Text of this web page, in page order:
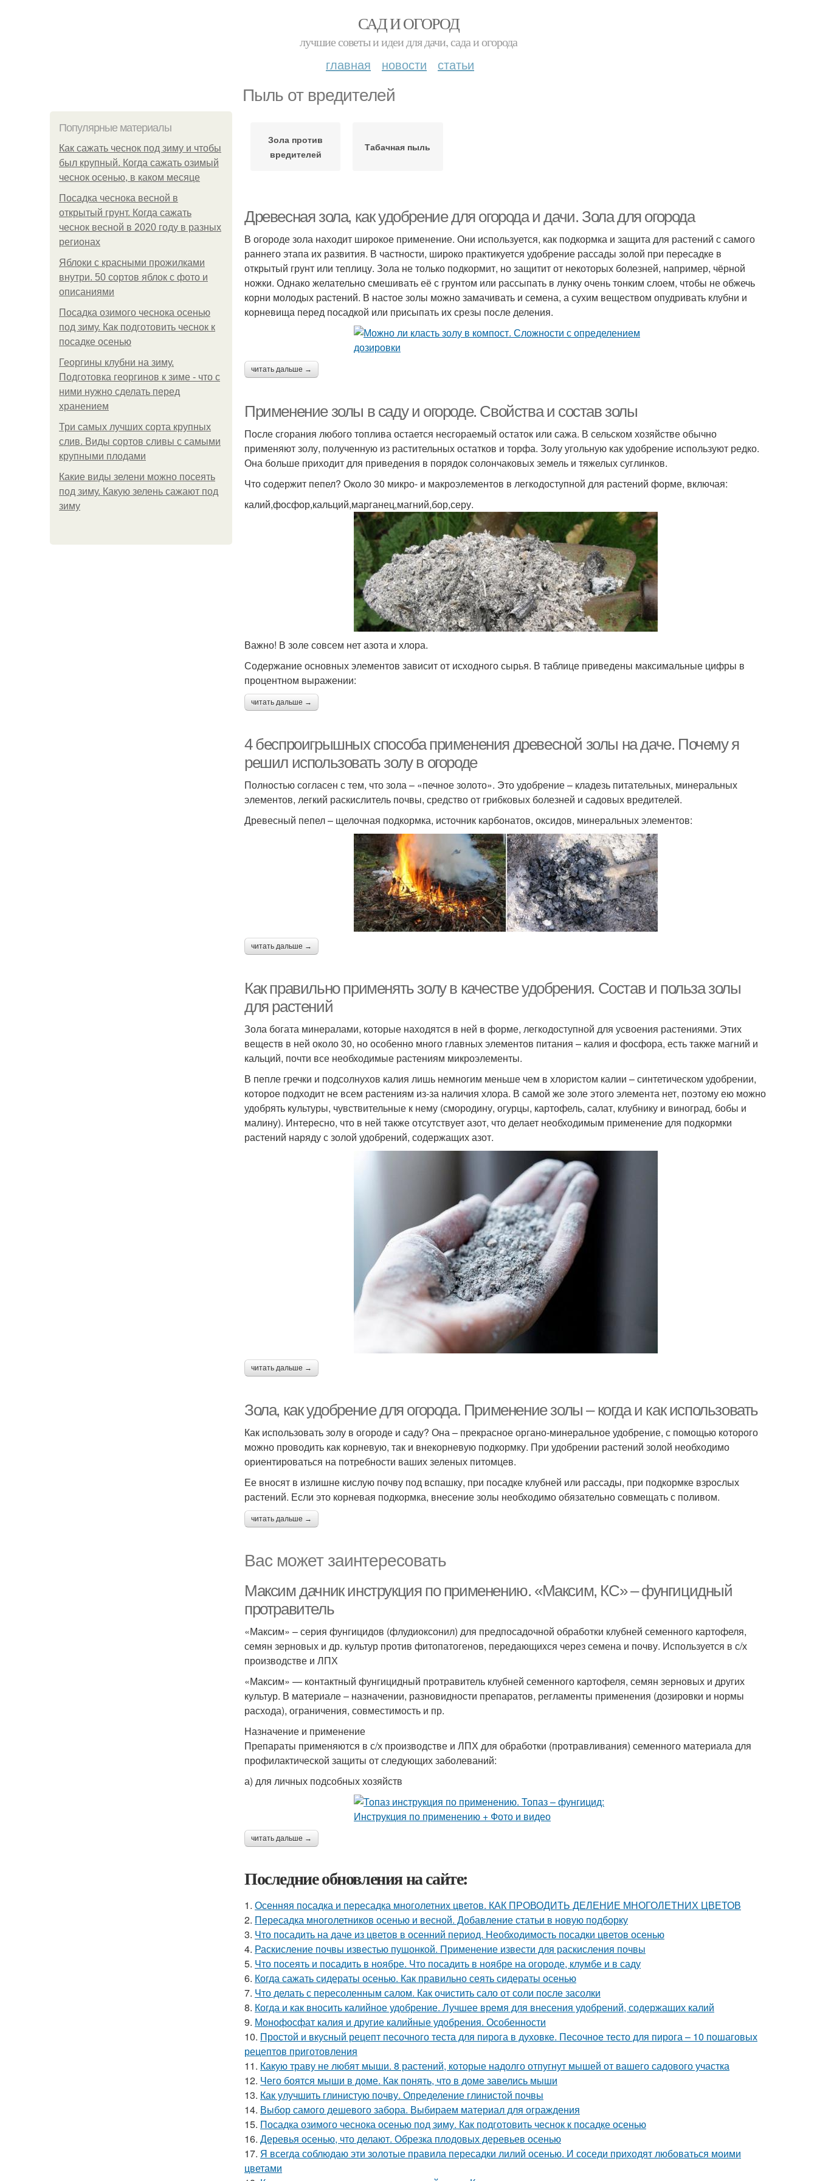
САД И ОГОРОД
лучшие советы и идеи для дачи, сада и огорода
главная новости статьи
Пыль от вредителей
Популярные материалы
Как сажать чеснок под зиму и чтобы
был крупный. Когда сажать озимый
чеснок осенью, в каком месяце
Посадка чеснока весной в
открытый грунт. Когда сажать
чеснок весной в 2020 году в разных
регионах
Яблоки с красными прожилками
внутри. 50 сортов яблок с фото и
описаниями
Посадка озимого чеснока осенью
под зиму. Как подготовить чеснок к
посадке осенью
Георгины клубни на зиму.
Подготовка георгинов к зиме - что с
ними нужно сделать перед
хранением
Три самых лучших сорта крупных
слив. Виды сортов сливы с самыми
крупными плодами
Какие виды зелени можно посеять
под зиму. Какую зелень сажают под
зиму
Зола против
вредителей
Табачная пыль
Древесная зола, как удобрение для огорода и дачи. Зола для огорода
В огороде зола находит широкое применение. Они используется, как подкормка и защита для растений с самого
раннего этапа их развития. В частности, широко практикуется удобрение рассады золой при пересадке в
открытый грунт или теплицу. Зола не только подкормит, но защитит от некоторых болезней, например, чёрной
ножки. Однако желательно смешивать её с грунтом или рассыпать в лунку очень тонким слоем, чтобы не обжечь
корни молодых растений. В настое золы можно замачивать и семена, а сухим веществом опудривать клубни и
корневища перед посадкой или присыпать их срезы после деления.
читать дальше →
Применение золы в саду и огороде. Свойства и состав золы
После сгорания любого топлива остается несгораемый остаток или сажа. В сельском хозяйстве обычно
применяют золу, полученную из растительных остатков и торфа. Золу угольную как удобрение используют редко.
Она больше приходит для приведения в порядок солончаковых земель и тяжелых суглинков.
Что содержит пепел? Около 30 микро- и макроэлементов в легкодоступной для растений форме, включая:
калий,фосфор,кальций,марганец,магний,бор,серу.
Важно! В золе совсем нет азота и хлора.
Содержание основных элементов зависит от исходного сырья. В таблице приведены максимальные цифры в
процентном выражении:
читать дальше →
4 беспроигрышных способа применения древесной золы на даче. Почему я
решил использовать золу в огороде
Полностью согласен с тем, что зола – «печное золото». Это удобрение – кладезь питательных, минеральных
элементов, легкий раскислитель почвы, средство от грибковых болезней и садовых вредителей.
Древесный пепел – щелочная подкормка, источник карбонатов, оксидов, минеральных элементов:
читать дальше →
Как правильно применять золу в качестве удобрения. Состав и польза золы
для растений
Зола богата минералами, которые находятся в ней в форме, легкодоступной для усвоения растениями. Этих
веществ в ней около 30, но особенно много главных элементов питания – калия и фосфора, есть также магний и
кальций, почти все необходимые растениям микроэлементы.
В пепле гречки и подсолнухов калия лишь немногим меньше чем в хлористом калии – синтетическом удобрении,
которое подходит не всем растениям из-за наличия хлора. В самой же золе этого элемента нет, поэтому ею можно
удобрять культуры, чувствительные к нему (смородину, огурцы, картофель, салат, клубнику и виноград, бобы и
малину). Интересно, что в ней также отсутствует азот, что делает необходимым применение для подкормки
растений наряду с золой удобрений, содержащих азот.
читать дальше →
Зола, как удобрение для огорода. Применение золы – когда и как использовать
Как использовать золу в огороде и саду? Она – прекрасное органо-минеральное удобрение, с помощью которого
можно проводить как корневую, так и внекорневую подкормку. При удобрении растений золой необходимо
ориентироваться на потребности ваших зеленых питомцев.
Ее вносят в излишне кислую почву под вспашку, при посадке клубней или рассады, при подкормке взрослых
растений. Если это корневая подкормка, внесение золы необходимо обязательно совмещать с поливом.
читать дальше →
Вас может заинтересовать
Максим дачник инструкция по применению. «Максим, КС» – фунгицидный
протравитель
«Максим» – серия фунгицидов (флудиоксонил) для предпосадочной обработки клубней семенного картофеля,
семян зерновых и др. культур против фитопатогенов, передающихся через семена и почву. Используется в с/х
производстве и ЛПХ
«Максим» — контактный фунгицидный протравитель клубней семенного картофеля, семян зерновых и других
культур. В материале – назначении, разновидности препаратов, регламенты применения (дозировки и нормы
расхода), ограничения, совместимость и пр.
Назначение и применение
Препараты применяются в с/х производстве и ЛПХ для обработки (протравливания) семенного материала для
профилактической защиты от следующих заболеваний:
а) для личных подсобных хозяйств
читать дальше →
Последние обновления на сайте:
1. Осенняя посадка и пересадка многолетних цветов. КАК ПРОВОДИТЬ ДЕЛЕНИЕ МНОГОЛЕТНИХ ЦВЕТОВ
2. Пересадка многолетников осенью и весной. Добавление статьи в новую подборку
3. Что посадить на даче из цветов в осенний период. Необходимость посадки цветов осенью
4. Раскисление почвы известью пушонкой. Применение извести для раскисления почвы
5. Что посеять и посадить в ноябре. Что посадить в ноябре на огороде, клумбе и в саду
6. Когда сажать сидераты осенью. Как правильно сеять сидераты осенью
7. Что делать с пересоленным салом. Как очистить сало от соли после засолки
8. Когда и как вносить калийное удобрение. Лучшее время для внесения удобрений, содержащих калий
9. Монофосфат калия и другие калийные удобрения. Особенности
10. Простой и вкусный рецепт песочного теста для пирога в духовке. Песочное тесто для пирога – 10 пошаговых
рецептов приготовления
11. Какую траву не любят мыши. 8 растений, которые надолго отпугнут мышей от вашего садового участка
12. Чего боятся мыши в доме. Как понять, что в доме завелись мыши
13. Как улучшить глинистую почву. Определение глинистой почвы
14. Выбор самого дешевого забора. Выбираем материал для ограждения
15. Посадка озимого чеснока осенью под зиму. Как подготовить чеснок к посадке осенью
16. Деревья осенью, что делают. Обрезка плодовых деревьев осенью
17. Я всегда соблюдаю эти золотые правила пересадки лилий осенью. И соседи приходят любоваться моими
цветами